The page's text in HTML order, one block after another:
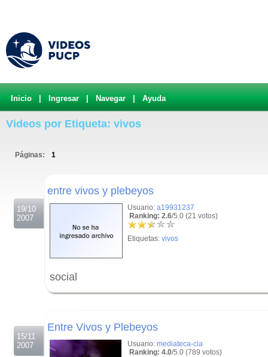
Inicio Ingresar Navegar Ayuda
Videos por Etiqueta: vivos
Páginas: 1
19/10
2007
entre vivos y plebeyos
Usuario: a19931237
Ranking: 2.6/5.0 (21 votos)
Etiquetas: vivos
social
15/11
2007
Entre Vivos y Plebeyos
Usuario: mediateca-cia
Ranking: 4.0/5.0 (789 votos)